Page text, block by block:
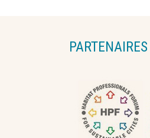
PARTENAIRES